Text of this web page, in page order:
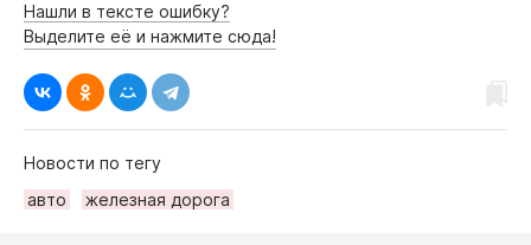
Нашли в тексте ошибку?
Выделите её и нажмите сюда!
Новости по тегу
авто
железная дорога